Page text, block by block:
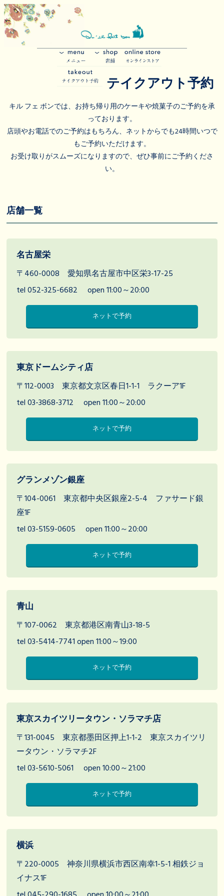
テイクアウト予約
キル フェ ボンでは、お持ち帰り用のケーキや焼菓子のご予約を承
っております。
店頭やお電話でのご予約はもちろん、ネットからでも24時間いつで
もご予約いただけます。
お受け取りがスムーズになりますので、ぜひ事前にご予約くださ
い。
店舗一覧
名古屋栄
〒460-0008 愛知県名古屋市中区栄3-17-25
tel 052-325-6682
open 11:00～20:00
ネットで予約
東京ドームシティ店
〒112-0003 東京都文京区春日1-1-1 ラクーア1F
tel 03-3868-3712
open 11:00～20:00
ネットで予約
グランメゾン銀座
〒104-0061 東京都中央区銀座2-5-4 ファサード銀
座1F
tel 03-5159-0605
open 11:00～20:00
ネットで予約
青山
〒107-0062 東京都港区南青山3-18-5
tel 03-5414-7741open 11:00～19:00
ネットで予約
東京スカイツリータウン・ソラマチ店
〒131-0045 東京都墨田区押上1-1-2 東京スカイツリ
ータウン・ソラマチ2F
tel 03-5610-5061
open 10:00～21:00
ネットで予約
横浜
〒220-0005 神奈川県横浜市西区南幸1-5-1 相鉄ジョ
イナス1F